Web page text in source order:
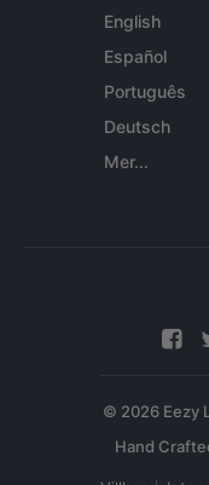
English
Español
Português
Deutsch
Mer...
© 2026 Eezy